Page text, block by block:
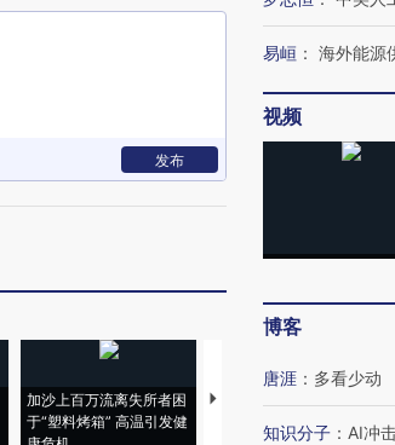
发布
加沙上百万流离失所者困
于“塑料烤箱” 高温引发健
视线｜HYROX的吸金
术：是什么让中产们甘
易峘 ： 海外能源
视频
博客
唐涯 ： 多看少动
知识分子 ： AI冲